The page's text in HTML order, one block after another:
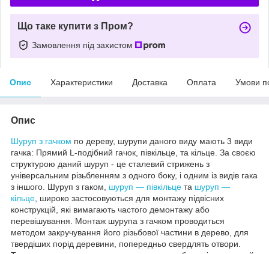
Що таке купити з Пром?
Замовлення під захистом
Опис Характеристики Доставка Оплата Умови
Опис
Шуруп з гачком по дереву, шурупи даного виду мають 3 види
гачка: Прямий L-подібний гачок, півкільце, та кільце. За своєю
структурою даний шуруп - це сталевий стрижень з
універсальним різьбленням з одного боку, і одним із видів гака
з іншого. Шуруп з гаком, шуруп ― півкільце та шуруп ―
кільце , широко застосовуються для монтажу підвісних
конструкцій, які вимагають частого демонтажу або
перевішування. Монтаж шурупа з гачком проводиться
методом закручування його різьбової частини в дерево, для
твердіших порід деревини, попередньо свердлять отвори.